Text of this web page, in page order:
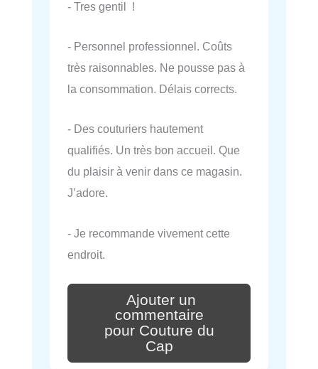
- Tres gentil !
- Personnel professionnel. Coûts
très raisonnables. Ne pousse pas à
la consommation. Délais corrects.
- Des couturiers hautement
qualifiés. Un très bon accueil. Que
du plaisir à venir dans ce magasin.
J’adore.
- Je recommande vivement cette
endroit.
Ajouter un
commentaire
pour Couture du
Cap